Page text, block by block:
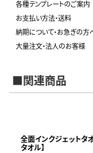
各種テンプレートのご案内
お支払い方法・送料
納期について・お急ぎの方
大量注文・法人のお客様
■関連商品
全面インクジェットタ
タオル】